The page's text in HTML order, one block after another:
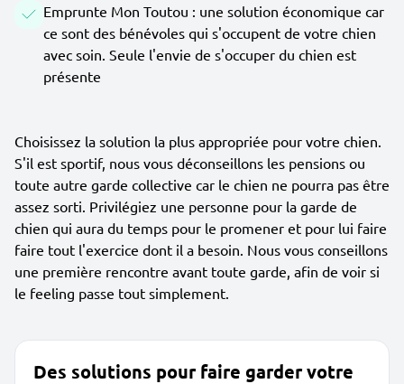
Emprunte Mon Toutou : une solution économique car
ce sont des bénévoles qui s'occupent de votre chien
avec soin. Seule l'envie de s'occuper du chien est
présente
Choisissez la solution la plus appropriée pour votre chien.
S'il est sportif, nous vous déconseillons les pensions ou
toute autre garde collective car le chien ne pourra pas être
assez sorti. Privilégiez une personne pour la garde de
chien qui aura du temps pour le promener et pour lui faire
faire tout l'exercice dont il a besoin. Nous vous conseillons
une première rencontre avant toute garde, afin de voir si
le feeling passe tout simplement.
Des solutions pour faire garder votre